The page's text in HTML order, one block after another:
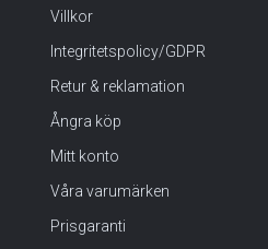
Villkor
Integritetspolicy/GDPR
Retur & reklamation
Ångra köp
Mitt konto
Våra varumärken
Prisgaranti